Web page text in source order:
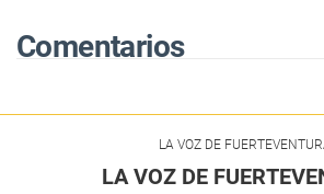
Comentarios
LA VOZ DE
LA VOZ DE